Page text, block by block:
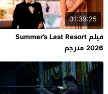
01:39:25
فيلم Summer’s Last Resort
2026 مترجم